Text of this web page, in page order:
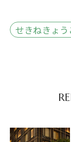
せきねきょう